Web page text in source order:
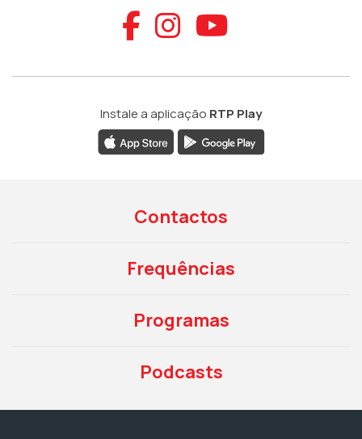
Aceder ao
Aceder ao
Aceder
Instale a aplicação RTP Play
Contactos
Frequências
Programas
Podcasts